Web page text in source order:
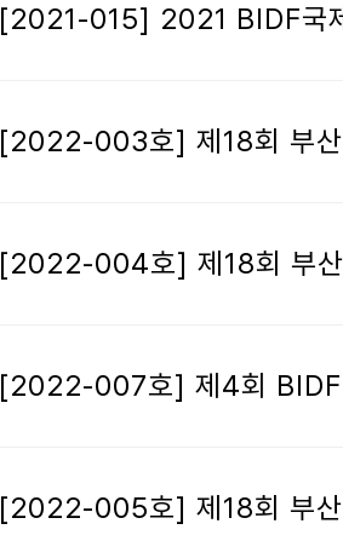
[2021-015] 2021 BIDF국
[2022-003호] 제18회 부산
[2022-004호] 제18회 부산
[2022-007호] 제4회 BIDF
[2022-005호] 제18회 부산